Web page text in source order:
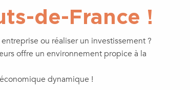
de-France !
ou réaliser un investissement ?
offre un environnement propice à la
dynamique !